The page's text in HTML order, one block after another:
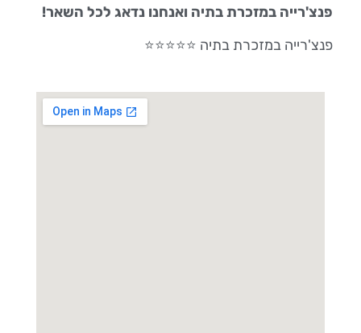
פנצ'רייה במזכרת בתיה ואנחנו נדאג לכל השאר!
פנצ'רייה במזכרת בתיה ⭐⭐⭐⭐⭐